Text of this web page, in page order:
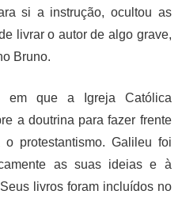
si a instrução, ocultou as
livrar o autor de algo grave,
Bruno.
em que a Igreja Católica
a doutrina para fazer frente
protestantismo. Galileu foi
as suas ideias e à
livros foram incluídos no